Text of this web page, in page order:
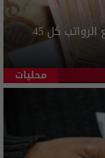
بعد توقعات المالية النيابية باحتمالية توزيع الرواتب كل 45
محليات